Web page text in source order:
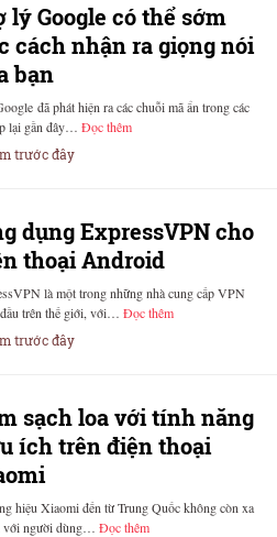
lý Google có thể sớm
cách nhận ra giọng nói
bạn
đã phát hiện ra các chuỗi mã ẩn trong các
lại gần đây… Đọc thêm
trước đây
dụng ExpressVPN cho
thoại Android
là một trong những nhà cung cấp VPN
trên thế giới, với… Đọc thêm
trước đây
sạch loa với tính năng
ích trên điện thoại
hiệu Xiaomi đến từ Trung Quốc không còn xa
với người dùng… Đọc thêm